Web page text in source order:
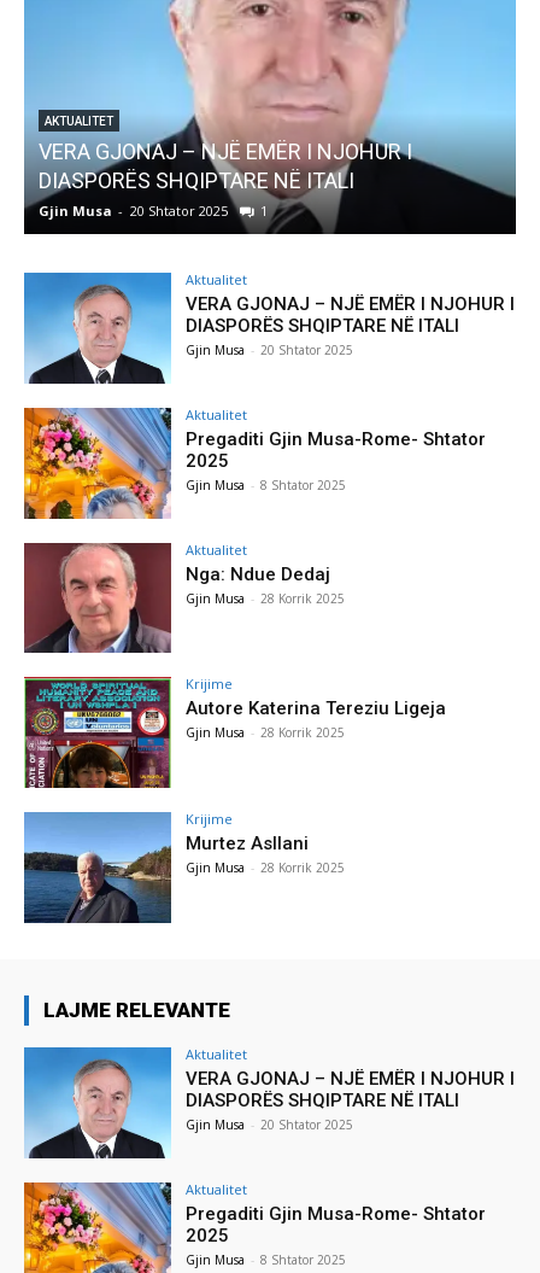
AKTUALITET
VERA GJONAJ – NJË EMËR I NJOHUR I
DIASPORËS SHQIPTARE NË ITALI
Gjin Musa - 20 Shtator 2025 1
Aktualitet
VERA GJONAJ – NJË EMËR I NJOHUR I
DIASPORËS SHQIPTARE NË ITALI
Gjin Musa - 20 Shtator 2025
Aktualitet
Pregaditi Gjin Musa-Rome- Shtator
2025
Gjin Musa - 8 Shtator 2025
Aktualitet
Nga: Ndue Dedaj
Gjin Musa - 28 Korrik 2025
Krijime
Autore Katerina Tereziu Ligeja
Gjin Musa - 28 Korrik 2025
Krijime
Murtez Asllani
Gjin Musa - 28 Korrik 2025
LAJME RELEVANTE
Aktualitet
VERA GJONAJ – NJË EMËR I NJOHUR I
DIASPORËS SHQIPTARE NË ITALI
Gjin Musa - 20 Shtator 2025
Aktualitet
Pregaditi Gjin Musa-Rome- Shtator
2025
Gjin Musa - 8 Shtator 2025